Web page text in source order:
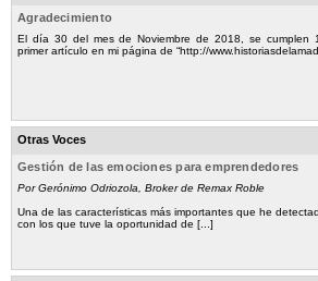
Agradecimiento
El día 30 del mes de Noviembre de 2018, se cumplen
primer artículo en mi página de “http://
Otras Voces
Gestión de las emociones para emprendedores
Por Gerónimo Odriozola, Broker de Remax Roble
Una de las características más importantes que he
con los que tuve la oportunidad de [...]